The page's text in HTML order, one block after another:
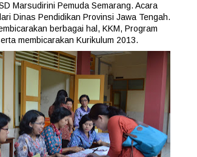
Marsudirini Pemuda Semarang. Acara
Dinas Pendidikan Provinsi Jawa Tengah.
berbagai hal, KKM, Program
membicarakan Kurikulum 2013.